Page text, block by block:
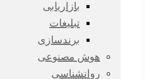
بازاریابی
تبلیغات
برندسازی
هوش مصنوعی
روانشناسی